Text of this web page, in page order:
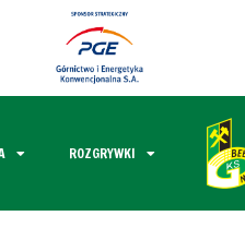
ROZGRYWKI